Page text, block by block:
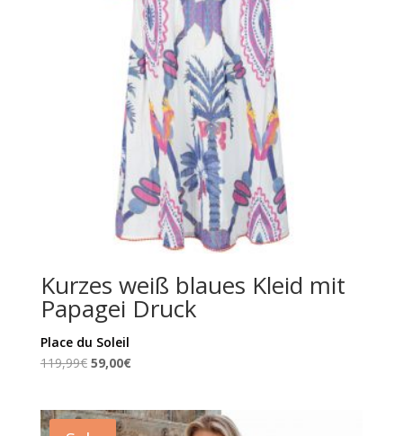
Kurzes weiß blaues Kleid mit
Papagei Druck
Place du Soleil
119,99€ Ursprünglicher
119,99€
59,00€Aktueller
59,00€.